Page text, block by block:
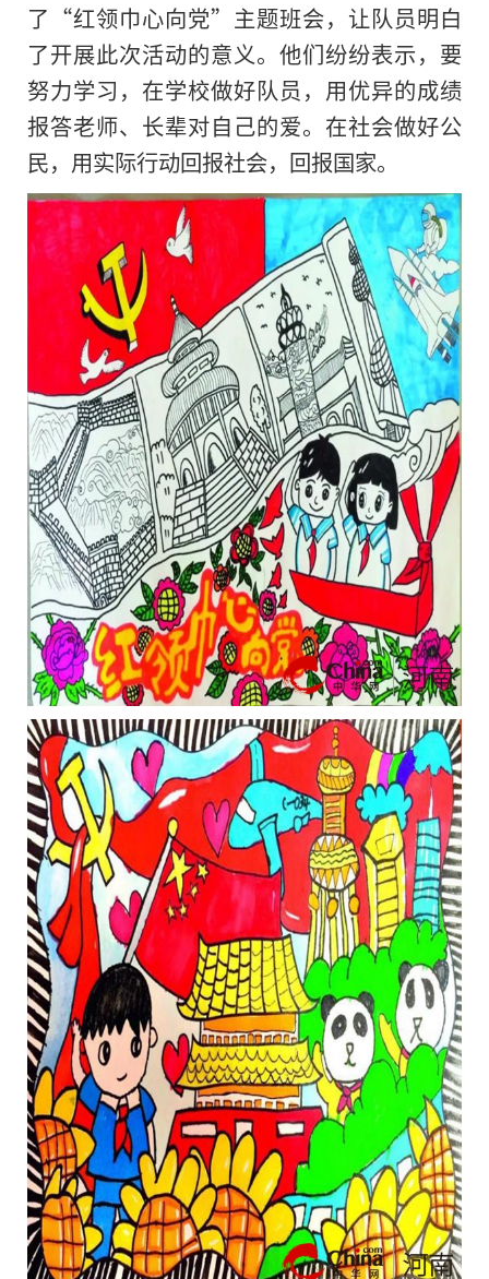
了“红领巾心向党”主题班会，让队员明白
了开展此次活动的意义。他们纷纷表示，要
努力学习 ，在学校做好队员，用优异的成绩
报答老师、长辈对自己的爱。在社会做好公
民，用实际行动回报社会，回报国家。